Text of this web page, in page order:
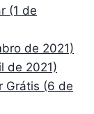
(1 de
de 2021)
de 2021)
Grátis (6 de